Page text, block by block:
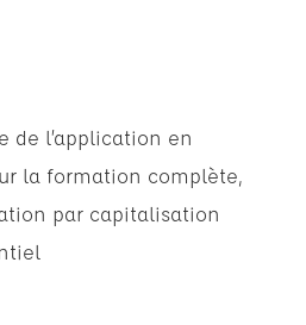
de l’application en
la formation complète,
par capitalisation